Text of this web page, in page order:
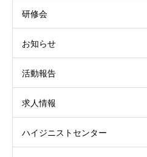
研修会
お知らせ
活動報告
求人情報
ハイジニストセンター